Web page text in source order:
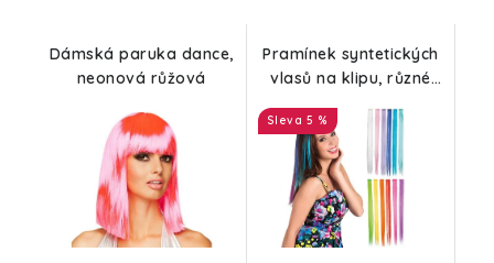
Dámská paruka dance,
neonová růžová
Pramínek syntetických
vlasů na klipu, různé
5 %